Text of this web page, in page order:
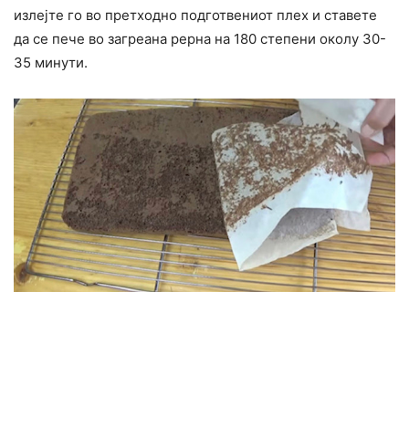
излејте го во претходно подготвениот плех и ставете
да се пече во загреана рерна на 180 степени околу 30-
35 минути.